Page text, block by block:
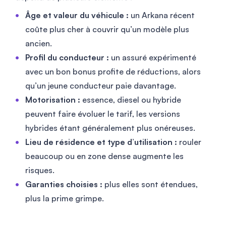
Âge et valeur du véhicule : un Arkana récent
coûte plus cher à couvrir qu’un modèle plus
ancien.
Profil du conducteur : un assuré expérimenté
avec un bon bonus profite de réductions, alors
qu’un jeune conducteur paie davantage.
Motorisation : essence, diesel ou hybride
peuvent faire évoluer le tarif, les versions
hybrides étant généralement plus onéreuses.
Lieu de résidence et type d’utilisation : rouler
beaucoup ou en zone dense augmente les
risques.
Garanties choisies : plus elles sont étendues,
plus la prime grimpe.